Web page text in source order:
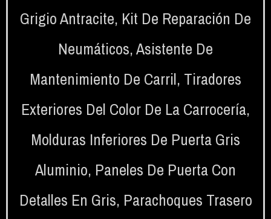
Grigio Antracite, Kit De Reparación De
Neumáticos,Asistente De
Mantenimiento De Carril, Tiradores
Exteriores Del Color De La Carrocería,
Molduras Inferiores De Puerta Gris
Aluminio, Paneles De Puerta Con
Detalles En Gris, Parachoques Trasero